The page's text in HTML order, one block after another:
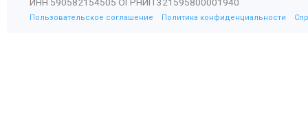
ИНН 590582154505 ОГРНИП 321595800001940
Пользовательское соглашение Политика конфиденциальности